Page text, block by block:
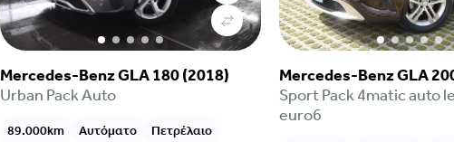
Mercedes-Benz GLA 180 (2018)
Urban Pack Auto
89.000km Αυτόματο Πετρέλαιο
Mercedes-Benz GLA
Sport Pack 4matic auto
euro6